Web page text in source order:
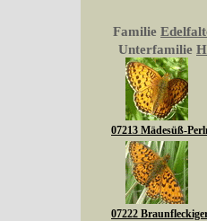
Familie
Unterfamilie
07213 Mädesüß-
07222